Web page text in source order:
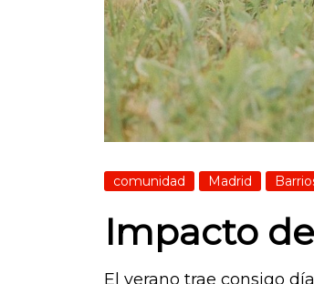
comunidad Madrid
Impacto
El verano trae consigo